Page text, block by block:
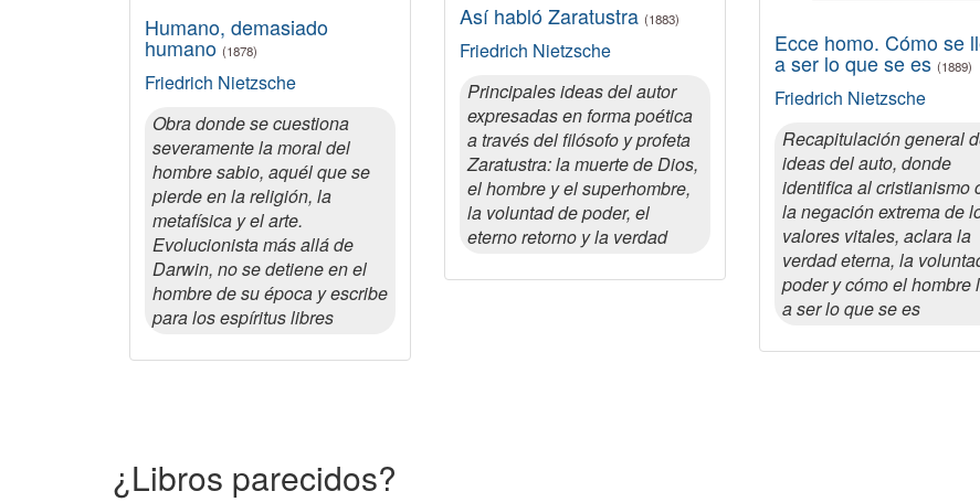
Humano, demasiado
humano(1878)
Friedrich Nietzsche
Obra donde se cuestiona
severamente la moral del
hombre sabio, aquél que se
pierde en la religión, la
metafísica y el arte.
Evolucionista más allá de
Darwin, no se detiene en el
hombre de su época y escribe
para los espíritus libres
Así habló Zaratustra (1883)
Friedrich Nietzsche
Principales ideas del autor
expresadas en forma poética
a través del filósofo y profeta
Zaratustra: la muerte de Dios,
el hombre y el superhombre,
la voluntad de poder, el
eterno retorno y la verdad
Ecce homo. Cómo se
a ser lo que se es (1889)
Friedrich Nietzsche
Recapitulación general
ideas del auto, donde
identifica al cristianismo
la negación extrema de
valores vitales, aclara la
verdad eterna, la
poder y cómo el hombre
a ser lo que se es
¿Libros parecidos?